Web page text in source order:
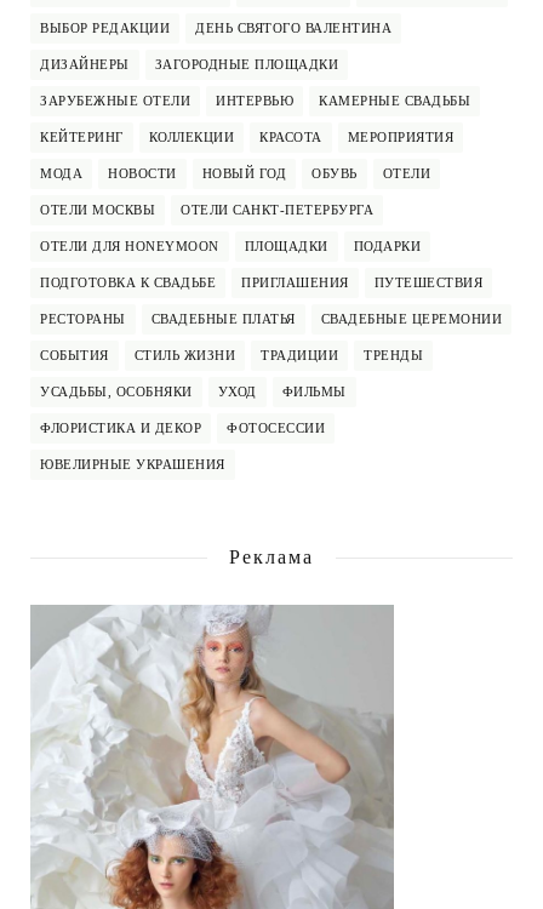
ВЫБОР РЕДАКЦИИ ДЕНЬ СВЯТОГО ВАЛЕНТИНА
ДИЗАЙНЕРЫ ЗАГОРОДНЫЕ ПЛОЩАДКИ
ЗАРУБЕЖНЫЕ ОТЕЛИ ИНТЕРВЬЮ КАМЕРНЫЕ СВАДЬБЫ
КЕЙТЕРИНГ КОЛЛЕКЦИИ КРАСОТА МЕРОПРИЯТИЯ
МОДА НОВОСТИ НОВЫЙ ГОД ОБУВЬ ОТЕЛИ
ОТЕЛИ МОСКВЫ ОТЕЛИ САНКТ-ПЕТЕРБУРГА
ОТЕЛИ ДЛЯ HONEYMOON ПЛОЩАДКИ ПОДАРКИ
ПОДГОТОВКА К СВАДЬБЕ ПРИГЛАШЕНИЯ ПУТЕШЕСТВИЯ
РЕСТОРАНЫ СВАДЕБНЫЕ ПЛАТЬЯ СВАДЕБНЫЕ ЦЕРЕМОНИИ
СОБЫТИЯ СТИЛЬ ЖИЗНИ ТРАДИЦИИ ТРЕНДЫ
УСАДЬБЫ, ОСОБНЯКИ УХОД ФИЛЬМЫ
ФЛОРИСТИКА И ДЕКОР ФОТОСЕССИИ
ЮВЕЛИРНЫЕ УКРАШЕНИЯ
Реклама